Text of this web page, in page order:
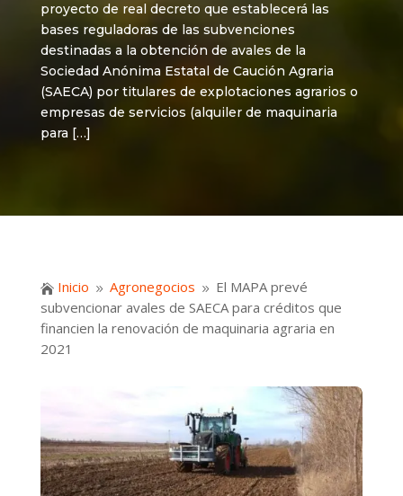
proyecto de real decreto que establecerá las
bases reguladoras de las subvenciones
destinadas a la obtención de avales de la
Sociedad Anónima Estatal de Caución Agraria
(SAECA) por titulares de explotaciones agrarios o
empresas de servicios (alquiler de maquinaria
para […]
 Inicio 9 Agronegocios 9 El MAPA prevé
subvencionar avales de SAECA para créditos que
financien la renovación de maquinaria agraria en
2021